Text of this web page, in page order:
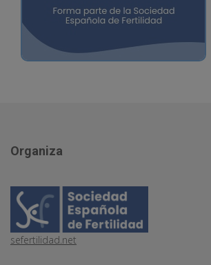
Organiza
sefertilidad.net